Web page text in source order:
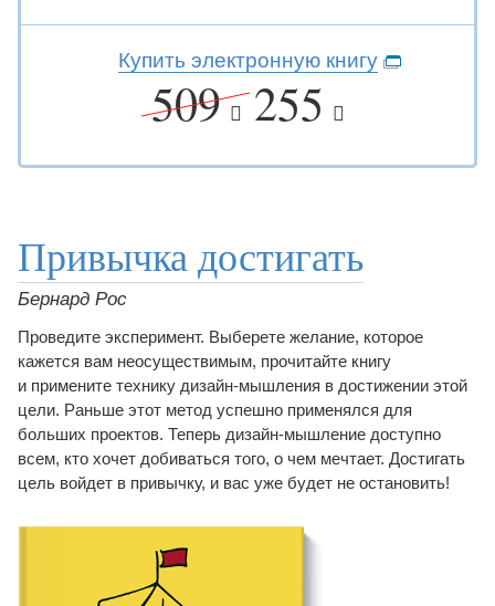
Купить электронную книгу
509 255
Привычка достигать
Бернард Рос
Проведите эксперимент. Выберете желание, которое
кажется вам неосуществимым, прочитайте книгу
и примените технику дизайн-мышления в достижении этой
цели. Раньше этот метод успешно применялся для
больших проектов. Теперь дизайн-мышление доступно
всем, кто хочет добиваться того, о чем мечтает. Достигать
цель войдет в привычку, и вас уже будет не остановить!